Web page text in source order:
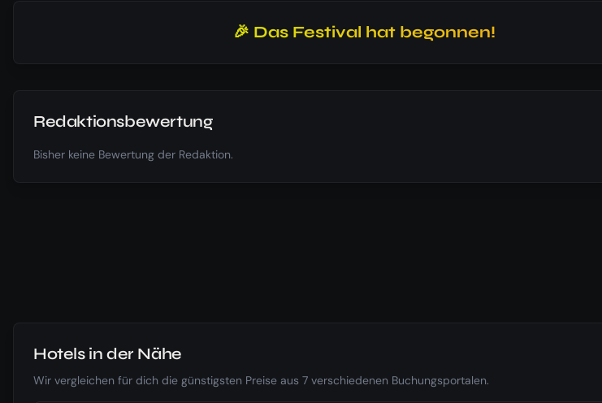
🎉 Das Festival hat begonnen!
Redaktionsbewertung
Bisher keine Bewertung der Redaktion.
Hotels in der Nähe
Wir vergleichen für dich die günstigsten Preise aus 7 verschiedenen Buchungsportalen.